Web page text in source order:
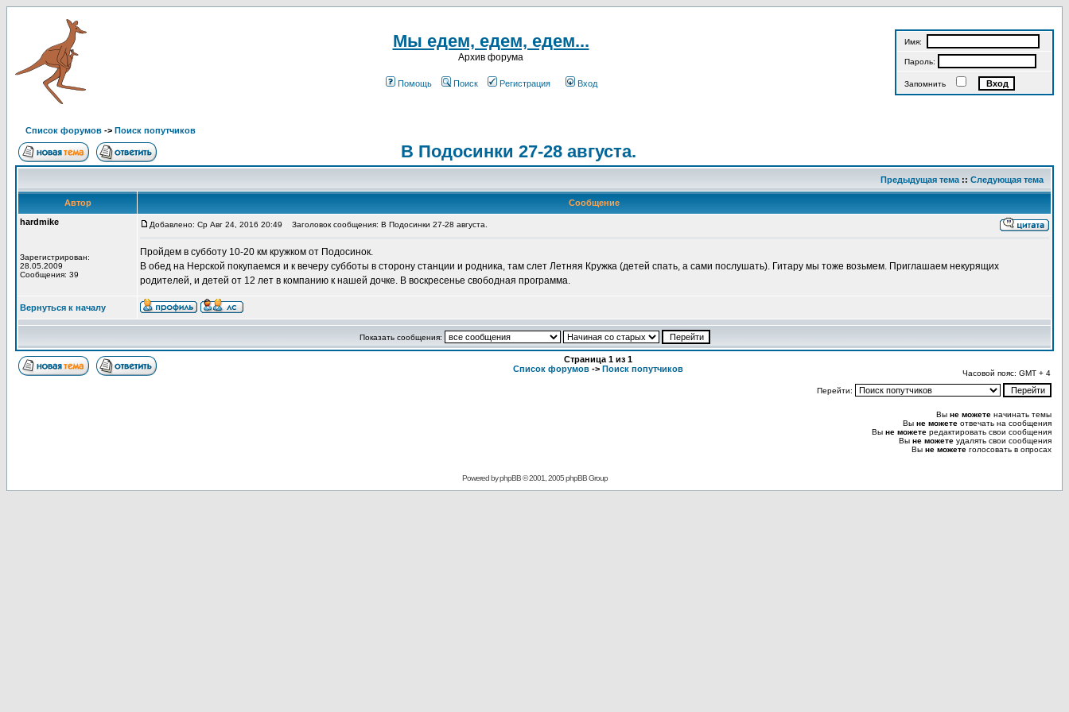
Мы едем, едем, едем...
Архив форума
Помощь Поиск Регистрация Вход
Имя:
Пароль:
Запомнить
Список форумов -> Поиск попутчиков
В Подосинки 27-28 августа.
Предыдущая тема :: Следующая тема
Автор
Сообщение
hardmike
Зарегистрирован:
28.05.2009
Сообщения: 39
Добавлено: Ср Авг 24, 2016 20:49 Заголовок сообщения: В Подосинки 27-28 августа.
Пройдем в субботу 10-20 км кружком от Подосинок.
В обед на Нерской покупаемся и к вечеру субботы в сторону станции и родника, там слет Летняя Кружка (детей спать, а сами послушать). Гитару мы тоже возьмем. Приглашаем некурящих
родителей, и детей от 12 лет в компанию к нашей дочке. В воскресенье свободная программа.
Вернуться к началу
Показать сообщения:
Страница 1из 1
Список форумов-> Поиск попутчиков
Часовой пояс: GMT + 4
Перейти:
Вы не можете начинать темы
Вы не можете отвечать на сообщения
Вы не можете редактировать свои сообщения
Вы не можете удалять свои сообщения
Вы не можете голосовать в опросах
Powered byphpBB© 2001, 2005 phpBB Group